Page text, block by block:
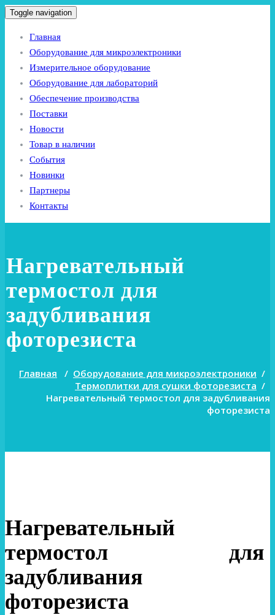
Toggle navigation
Главная
Оборудование для микроэлектроники
Измерительное оборудование
Оборудование для лабораторий
Обеспечение производства
Поставки
Новости
Товар в наличии
События
Новинки
Партнеры
Контакты
Нагревательный
термостол для
задубливания
фоторезиста
Главная / Оборудование для микроэлектроники /
Термоплитки для сушки фоторезиста /
Нагревательный термостол для задубливания
фоторезиста
Нагревательный
термостол для
задубливания
фоторезиста